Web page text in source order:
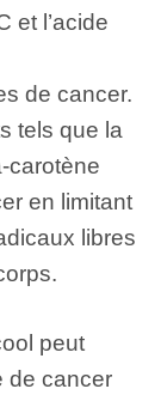
et l’acide
de cancer.
tels que la
carotène
en limitant
libres
peut
de cancer